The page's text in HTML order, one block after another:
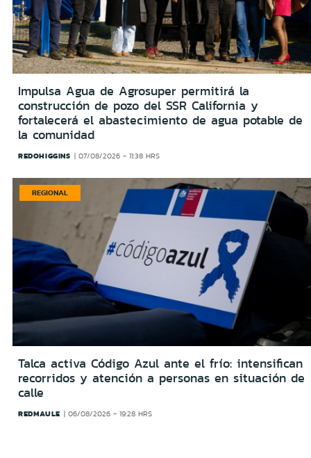
Impulsa Agua de Agrosuper permitirá la
construcción de pozo del SSR California y
fortalecerá el abastecimiento de agua potable de
la comunidad
REDOHIGGINS 07/08/2026 - 11:38 HRS
REGIONAL
Talca activa Código Azul ante el frío: intensifican
recorridos y atención a personas en situación de
calle
REDMAULE 06/08/2026 - 19:28 HRS